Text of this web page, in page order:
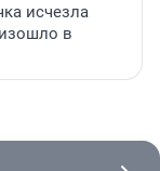
исчезла
в